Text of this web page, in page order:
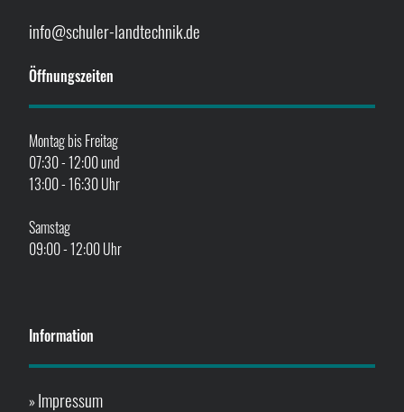
info@schuler-landtechnik.de
Öffnungszeiten
Montag bis Freitag
07:30 - 12:00 und
13:00 - 16:30 Uhr
Samstag
09:00 - 12:00 Uhr
Information
» Impressum